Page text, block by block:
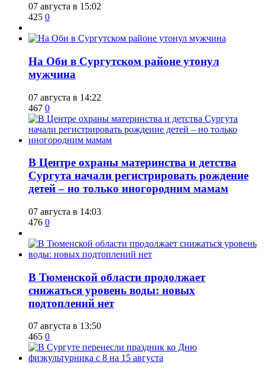
07 августа в 15:02
425 0
​На Оби в Сургутском районе утонул
мужчина
07 августа в 14:22
467 0
​В Центре охраны материнства и детства
Сургута начали регистрировать рождение
детей – но только иногородним мамам
07 августа в 14:03
476 0
​В Тюменской области продолжает
снижаться уровень воды: новых
подтоплений нет
07 августа в 13:50
465 0